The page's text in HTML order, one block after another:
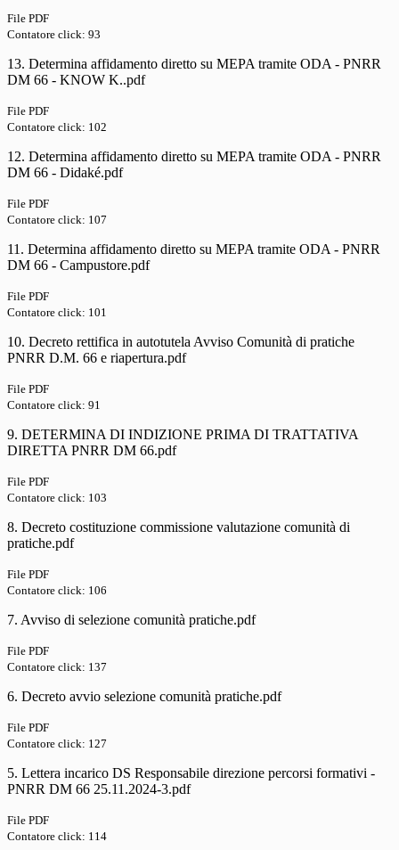
File PDF
Contatore click: 93
13. Determina affidamento diretto su MEPA tramite ODA - PNRR
DM 66 - KNOW K..pdf
File PDF
Contatore click: 102
12. Determina affidamento diretto su MEPA tramite ODA - PNRR
DM 66 - Didaké.pdf
File PDF
Contatore click: 107
11. Determina affidamento diretto su MEPA tramite ODA - PNRR
DM 66 - Campustore.pdf
File PDF
Contatore click: 101
10. Decreto rettifica in autotutela Avviso Comunità di pratiche
PNRR D.M. 66 e riapertura.pdf
File PDF
Contatore click: 91
9. DETERMINA DI INDIZIONE PRIMA DI TRATTATIVA
DIRETTA PNRR DM 66.pdf
File PDF
Contatore click: 103
8. Decreto costituzione commissione valutazione comunità di
pratiche.pdf
File PDF
Contatore click: 106
7. Avviso di selezione comunità pratiche.pdf
File PDF
Contatore click: 137
6. Decreto avvio selezione comunità pratiche.pdf
File PDF
Contatore click: 127
5. Lettera incarico DS Responsabile direzione percorsi formativi -
PNRR DM 66 25.11.2024-3.pdf
File PDF
Contatore click: 114